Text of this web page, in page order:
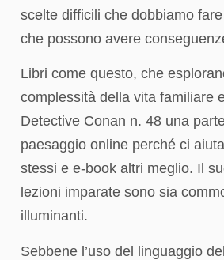
scelte difficili che dobbiamo
che possono avere
Libri come questo, che
complessità della vita familiare
Detective Conan n. 48 una
paesaggio online perché ci
stessi e e-book altri meglio. Il
lezioni imparate sono sia
illuminanti.
Sebbene l’uso del linguaggio